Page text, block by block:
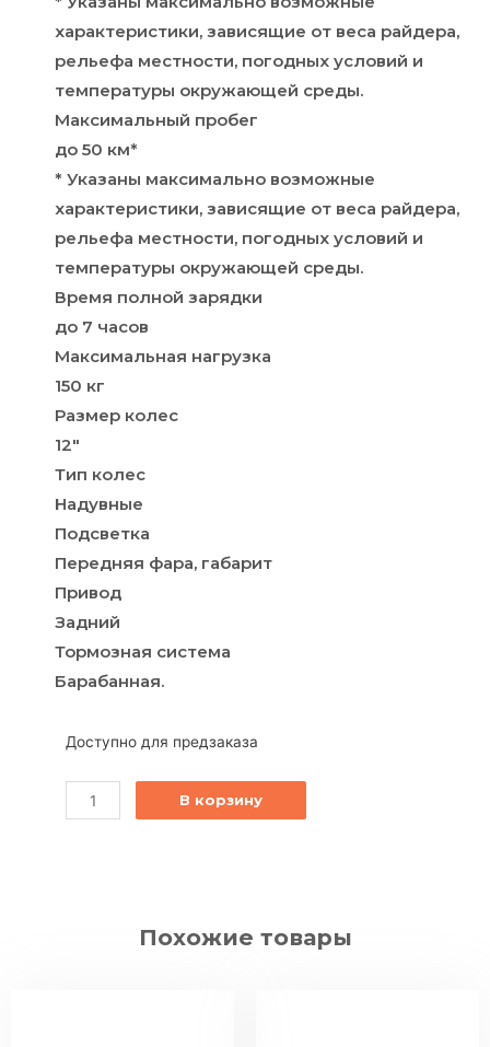
характеристики, зависящие от веса райдера,
рельефа местности, погодных условий и
температуры окружающей среды.
Максимальный пробег
до 50 км*
* Указаны максимально возможные
характеристики, зависящие от веса райдера,
рельефа местности, погодных условий и
температуры окружающей среды.
Время полной зарядки
до 7 часов
Максимальная нагрузка
150 кг
Размер колес
12″
Тип колес
Надувные
Подсветка
Передняя фара, габарит
Привод
Задний
Тормозная система
Барабанная.
Доступно для предзаказа
В корзину
Похожие товары